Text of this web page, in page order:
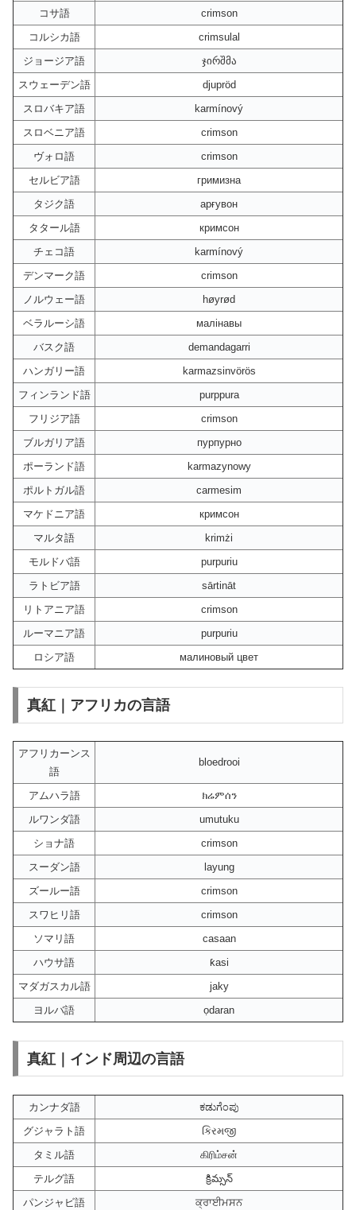
コサ語
crimson
コルシカ語
crimsulal
ジョージア語
ჯირშმა
スウェーデン語
djupröd
スロバキア語
karmínový
スロベニア語
crimson
ヴォロ語
crimson
セルビア語
гримизна
タジク語
арғувон
タタール語
кримсон
チェコ語
karmínový
デンマーク語
crimson
ノルウェー語
høyrød
ベラルーシ語
малінавы
バスク語
demandagarri
ハンガリー語
karmazsinvörös
フィンランド語
purppura
フリジア語
crimson
ブルガリア語
пурпурно
ポーランド語
karmazynowy
ポルトガル語
carmesim
マケドニア語
кримсон
マルタ語
krimżi
モルドバ語
purpuriu
ラトビア語
sārtināt
リトアニア語
crimson
ルーマニア語
purpuriu
ロシア語
малиновый цвет
真紅｜アフリカの言語
アフリカーンス
語
bloedrooi
アムハラ語
ክሬምሰን
ルワンダ語
umutuku
ショナ語
crimson
スーダン語
layung
ズールー語
crimson
スワヒリ語
crimson
ソマリ語
casaan
ハウサ語
ƙasi
マダガスカル語
jaky
ヨルバ語
ọdaran
真紅｜インド周辺の言語
カンナダ語
ಕಡುಗೆಂಪು
グジャラト語
કિરમજી
タミル語
கிரிம்சன்
テルグ語
క్రిమ్సన్
パンジャビ語
ਕ੍ਰਾਈਮਸਨ